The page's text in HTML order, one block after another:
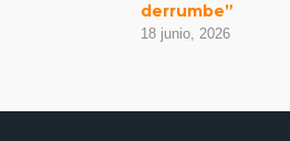
derrumbe”
18 junio, 2026